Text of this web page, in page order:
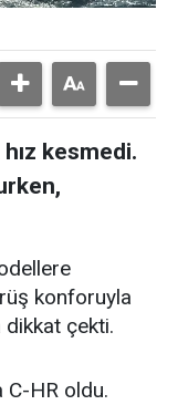
kesmedi.
konforuyla
dikkat çekti.
C-HR oldu.